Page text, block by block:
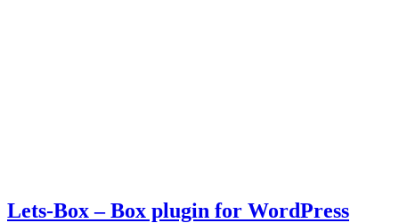
Lets-Box – Box plugin for WordPress